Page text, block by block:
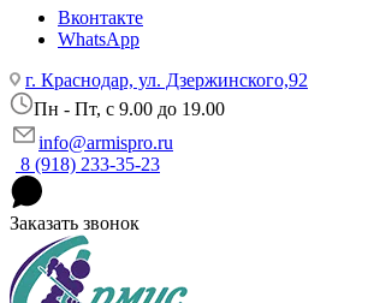
Вконтакте
WhatsApp
г. Краснодар, ул. Дзержинского,92
Пн - Пт, c 9.00 до 19.00
info@armispro.ru
8 (918) 233-35-23
Заказать звонок